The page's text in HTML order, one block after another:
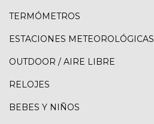
TERMÓMETROS
ESTACIONES METEOROLÓGICAS
OUTDOOR / AIRE LIBRE
RELOJES
BEBES Y NIÑOS